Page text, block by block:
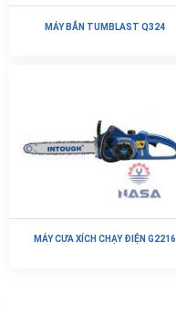
MÁY BẮN TUMBLAST Q324
MÁY CƯA XÍCH CHẠY ĐIỆN G2216